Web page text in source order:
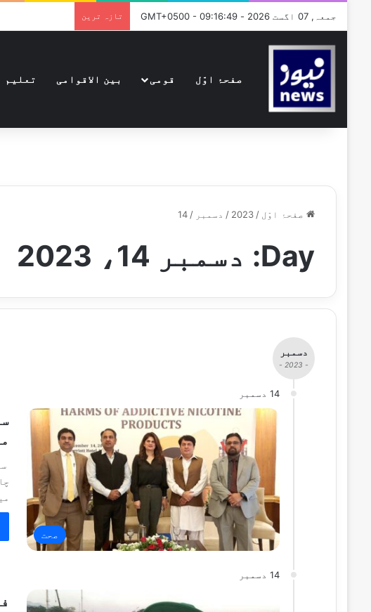
جمعہ, 07 اگست 2026 - GMT+0500 - 09:16:49 تازہ ترین
صفحۂ اوّل قومی بین الاقوامی تعلیم
صفحۂ اوّل /
2023
/ دسمبر /
14
Day: دسمبر 14، 2023
دسمبر
- 2023 -
14 دسمبر
صحت
14 دسمبر